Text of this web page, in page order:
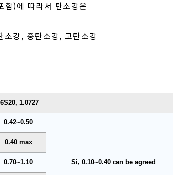
함)에 따라서 탄소강은
강, 중탄소강, 고탄소강
1.0727
0.42~0.50
Si, 0.10~0.40 can be agreed
0.40 max
0.70~1.10